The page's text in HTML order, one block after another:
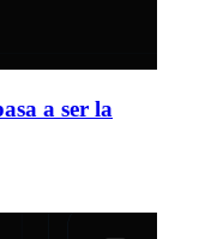
a ser la